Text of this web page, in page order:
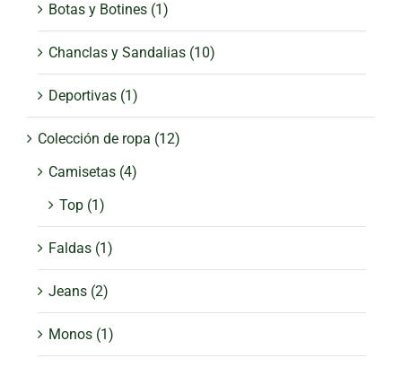
Botas y Botines (1)
Chanclas y Sandalias (10)
Deportivas (1)
Colección de ropa (12)
Camisetas (4)
Top (1)
Faldas (1)
Jeans (2)
Monos (1)